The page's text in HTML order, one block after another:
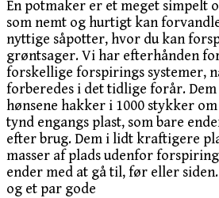
En potmaker er et meget simpelt
som nemt og hurtigt kan
nyttige såpotter, hvor du kan
grøntsager. Vi har efterhånden
forskellige forspirings systemer,
forberedes i det tidlige forår.
hønsene hakker i 1000 stykker
tynd engangs plast, som bare
efter brug. Dem i lidt kraftigere
masser af plads udenfor
ender med at gå til, før eller
og et par gode